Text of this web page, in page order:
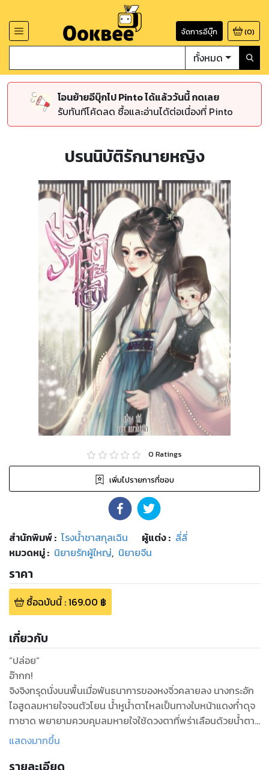
จัดการอีบุ๊ก (0)
ทั้งหมด
โอนย้ายอีบุ๊กไป Pinto ได้แล้ววันนี้ กดเลย
รับทันทีโค้ดลด ซื้อและอ่านได้ต่อเนื่องที่ Pinto
ปรนนิบัติรักนายหญิง
0 Ratings
เพิ่มไปรายการที่ชอบ
สำนักพิมพ์: โรงน้ำชาสกุลเฉิน ผู้แต่ง : ลี่ลี่
หมวดหมู่: นิยายรักผู้ใหญ่, นิยายจีน
ราคา
ซื้อฉบับนี้:169.00 ฿
เกี่ยวกับ
“ปล่อย”
อ๊ากก!
จิงจิงทรุดนั่งบนพื้นเมื่อพันธนาการของหงจิ่วคลายลง นางกระอัก
ไอสูดลมหายใจจนตัวโยน น้ำหูน้ำตาไหลเป็นทางใบหน้าแดงก่ำดุจ
ทาชาด พยายามควบคุมลมหายใจใช้ดวงตาที่พร่าเลือนด้วยน้ำตา
หันมองไปยังเสียงตุบตับอยู่ไม่ไกล พยายามหรี่ตาเพ่งมองคนผู้
เพียงแค่เห็นแผ่นหลังกว้างก็รู้ได้คร่าวๆ แล้วว่าเขาเป็นชายรูปร่าง
แสดงมากขึ้น